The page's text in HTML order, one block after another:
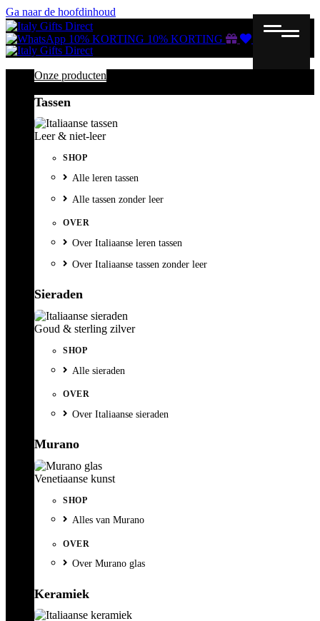
Ga naar de hoofdinhoud
10% KORTING 10% KORTING Gutscheine
Wunschliste
Warenkorb
Onze producten
Tassen
Leer & niet-leer
SHOP
Alle leren tassen
Alle tassen zonder leer
OVER
Over Italiaanse leren tassen
Over Italiaanse tassen zonder leer
Sieraden
Goud & sterling zilver
SHOP
Alle sieraden
OVER
Over Italiaanse sieraden
Murano
Venetiaanse kunst
SHOP
Alles van Murano
OVER
Over Murano glas
Keramiek